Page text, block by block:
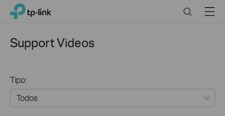
Click
navigation
TP-Link, Reliably Smart SearchMenu
Support Videos
Tipo: